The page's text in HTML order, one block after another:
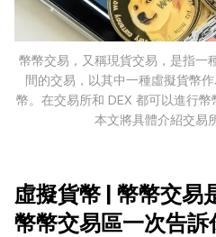
幣幣交易，又稱現貨交易，是指一
間的交易，以其中一種虛擬貨幣
幣。在交易所和 DEX 都可以進行幣
本文將具體介紹交易
虛擬貨幣 | 幣幣交易
幣幣交易區一次告訴